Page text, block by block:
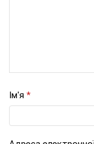
Ім'я *